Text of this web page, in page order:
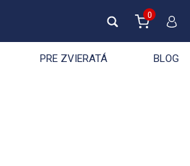
0
PRE ZVIERATÁ BLOG